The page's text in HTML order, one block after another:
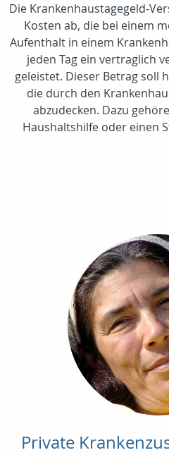
Die Krankenhaustagegeld-
Kosten ab, die bei einem
Aufenthalt in einem
jeden Tag ein vertraglich
geleistet. Dieser Betrag soll
die durch den
abzudecken. Dazu
Haushaltshilfe oder einen
Private